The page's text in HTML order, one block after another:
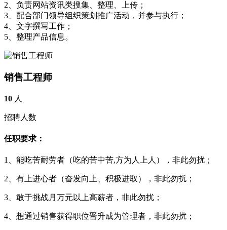
2、负责网站资讯类搜集、整理、上传；
3、配合部门领导组织策划推广活动，并参与执行；
4、文字撰写工作；
5、整理产品信息。
销售工程师
10 人
招聘人数
任职要求：
1、能吃苦耐劳者（吃的苦中苦,方为人上人），非此勿扰；
2、有上进心者（奋发向上、积极进取），非此勿扰；
3、敢于挑战月万元以上高薪者，非此勿扰；
4、想通过销售获得职位晋升成为管理者，非此勿扰；